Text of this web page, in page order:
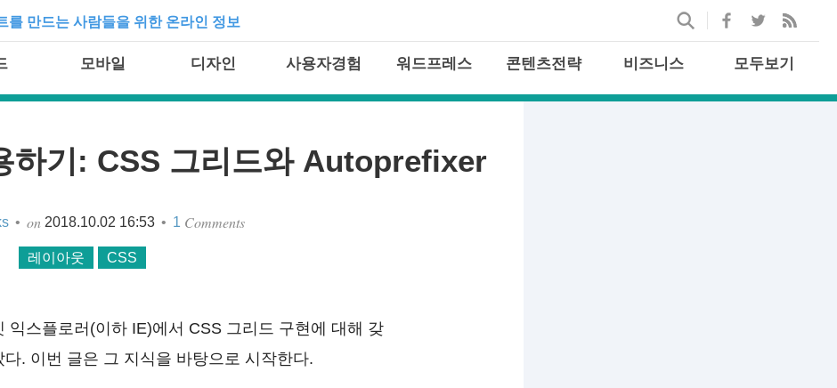
를 만드는 사람들을 위한 온라인 정보
모바일 디자인 사용자경험 워드프레스 콘텐츠전략 비즈니스 모두보기
하기: CSS 그리드와 Autoprefixer
• on 2018.10.02 16:53 • 1 Comments
레이아웃 CSS
익스플로러(이하 IE)에서 CSS 그리드 구현에 대해 갖
. 이번 글은 그 지식을 바탕으로 시작한다.